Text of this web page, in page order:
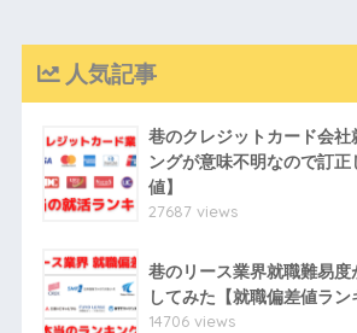
人気記事
巷のクレジットカード会社
ングが意味不明なので訂
値】
27687 views
巷のリース業界就職難易度
してみた【就職偏差値ラン
14706 views